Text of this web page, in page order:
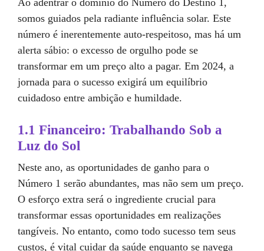
Ao adentrar o domínio do Número do Destino 1,
somos guiados pela radiante influência solar. Este
número é inerentemente auto-respeitoso, mas há um
alerta sábio: o excesso de orgulho pode se
transformar em um preço alto a pagar. Em 2024, a
jornada para o sucesso exigirá um equilíbrio
cuidadoso entre ambição e humildade.
1.1 Financeiro: Trabalhando Sob a
Luz do Sol
Neste ano, as oportunidades de ganho para o
Número 1 serão abundantes, mas não sem um preço.
O esforço extra será o ingrediente crucial para
transformar essas oportunidades em realizações
tangíveis. No entanto, como todo sucesso tem seus
custos, é vital cuidar da saúde enquanto se navega